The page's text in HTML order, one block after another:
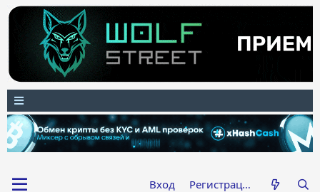
Вход Регистрация